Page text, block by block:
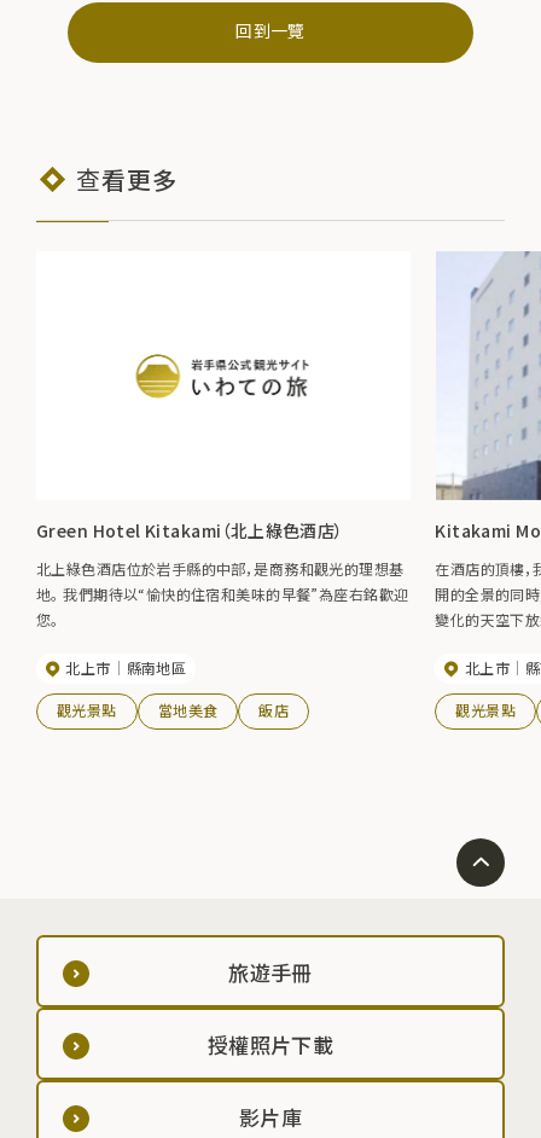
回到一覽
查看更多
Green Hotel Kitakami（北上綠色酒店）
北上綠色酒店位於岩手縣的中部，是商務和觀光的理想基
地。 我們期待以“愉快的住宿和美味的早餐”為座右銘歡迎
您。
北上市 縣南地區
觀光景點 當地美食 飯店
Kitakami
在酒店的頂樓
開的全景的同
變化的天空下放
北上市
觀光景點
旅遊手冊
授權照片下載
影片庫